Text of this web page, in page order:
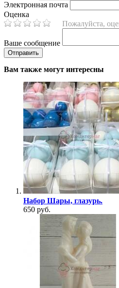
Электронная почта
Оценка
Пожалуйста,
Ваше сообщение
Вам также могут интересны
Набор Шары, глазурь.
650 руб.